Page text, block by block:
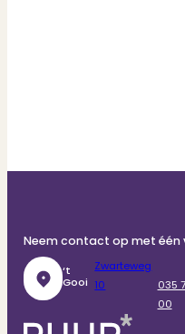
Neem contact op met één
‘t
Gooi
Zwarteweg
10
035
00